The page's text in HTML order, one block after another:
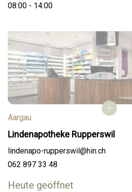
08:00 - 14:00
Aargau
Lindenapotheke Rupperswil
lindenapo-rupperswil@hin.ch
062 897 33 48
Heute geöffnet